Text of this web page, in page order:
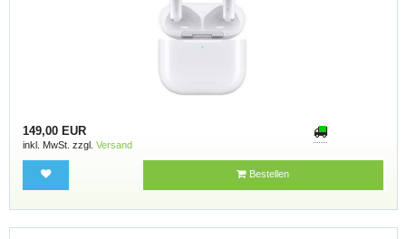
149,00 EUR
inkl. MwSt. zzgl. Versand
Bestellen